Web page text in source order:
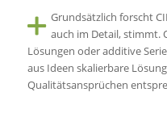
Grundsätzlich forscht
auch im Detail, stimmt.
Lösungen oder additive
aus Ideen skalierbare
Qualitätsansprüchen